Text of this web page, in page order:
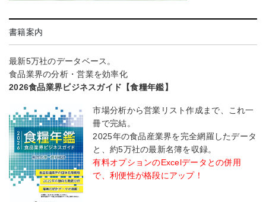
書籍案内
最新5万社のデータベース。
食品業界の分析・営業を効率化
2026食品業界ビジネスガイド【食糧年鑑】
市場分析から営業リスト作成まで、これ一
冊で完結。
2025年の食品産業界を完全網羅したデータ
と、約5万社の最新名簿を収録。
有料オプションのExcelデータとの併用
で、利便性が格段にアップ！